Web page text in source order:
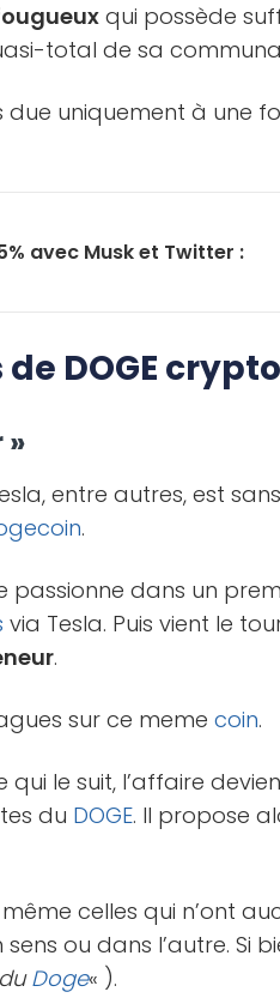
qui possède
total de sa
uniquement à une
avec Musk et Twitter :
DOGE
»
entre autres, est
.
passionne dans un
via Tesla. Puis vient le
.
sur ce memecoin.
le suit, l’affaire
du DOGE. Il propose
même celles qui n’ont
sens ou dans l’autre. Si
Doge« ).